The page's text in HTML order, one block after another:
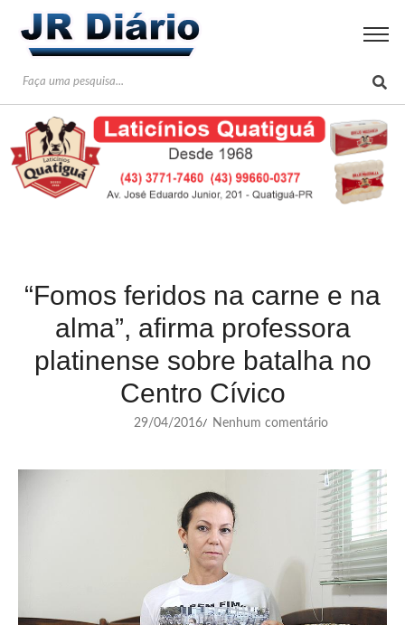
“Fomos feridos na carne e na
alma”, afirma professora
platinense sobre batalha no
Centro Cívico
29/04/2016/ Nenhum comentário